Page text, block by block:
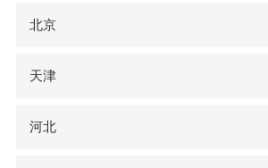
北京
天津
河北